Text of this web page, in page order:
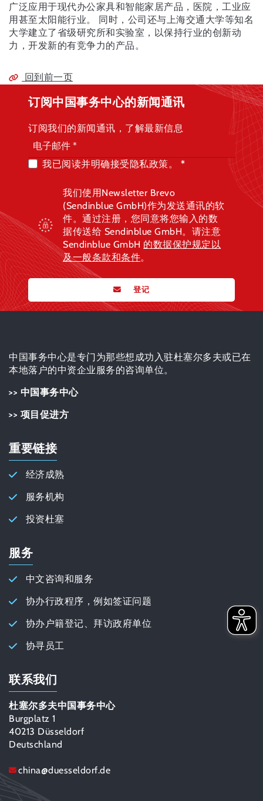
广泛应用于现代办公家具和智能家居产品，医院，工业应
用甚至太阳能行业。 同时，公司还与上海交通大学等知名
大学建立了省级研究所和实验室，以保持行业的创新动
力，开发新的有竞争力的产品。
回到前一页
订阅中国事务中心的新闻通讯
订阅我们的新闻通讯，了解最新信息
我已阅读并明确接受隐私政策。
我们使用Newsletter Brevo
(Sendinblue GmbH)作为发送通讯的软
件。通过注册，您同意将您输入的数
据传送给 Sendinblue GmbH。请注意
Sendinblue GmbH 的数据保护规定以
及一般条款和条件。
登记
中国事务中心是专门为那些想成功入驻杜塞尔多夫或已在
本地落户的中资企业服务的咨询单位。
>> 中国事务中心
>> 项目促进方
重要链接
经济成熟
服务机构
投资杜塞
服务
中文咨询和服务
协办行政程序，例如签证问题
协办户籍登记、拜访政府单位
协寻员工
联系我们
杜塞尔多夫中国事务中心
Burgplatz 1
40213 Düsseldorf
Deutschland
china@duesseldorf.de